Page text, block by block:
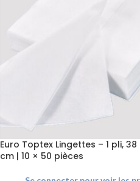
Euro Toptex Lingettes – 1 pli, 38
cm | 10 × 50 pièces